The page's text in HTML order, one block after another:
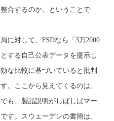
合するのか、ということで
に対して、FSDなら「3万2000
する自己公表データを提示し
な比較に基づいていると批判
。ここから見えてくるのは、
も、製品説明がしばしばマー
す。スウェーデンの書簡は、